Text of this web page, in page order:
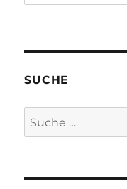
SUCHE
Suche
nach: